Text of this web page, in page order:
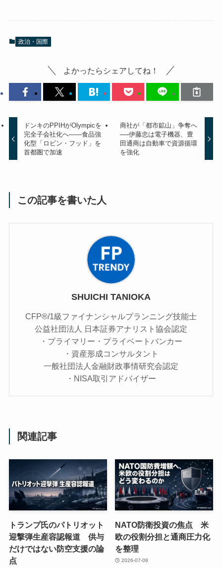
政治・国際
よかったらシェアしてね！
ドンキのPPIHがOlympicを
完全子会社化へ――食品強
化型「ロビン・フッド」を
首都圏で加速
商社が「都市鉱山」争奪へ
──伊藤忠は電子機器、豊
田通商は自動車で資源循環
を強化
この記事を書いた人
SHUICHI TANIOKA
CFP®/1級ファイナンシャルプランニング技能士
公益社団法人 日本証券アナリスト協会認定
・プライマリー・プライベートバンカー
・資産形成コンサルタント
一般社団法人金融財政事情研究会認定
・NISA取引アドバイザー
関連記事
トランプ氏のパトリオット
迎撃弾生産容認報道 供与
だけではない防空支援の論
点
NATO防衛投資の焦点 米
欧の役割分担と通商圧力化
を整理
2026-07-09